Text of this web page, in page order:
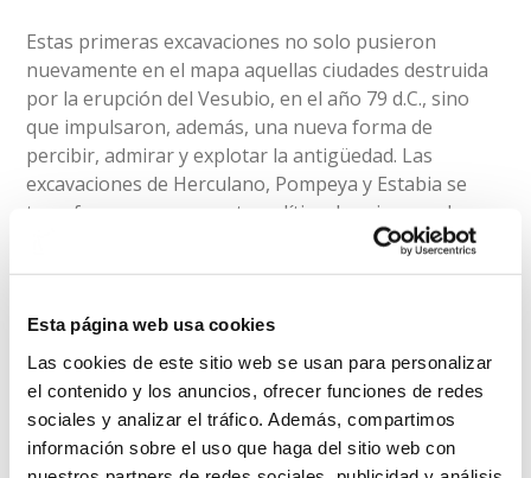
Esta página web usa cookies
Las cookies de este sitio web se usan para personalizar
el contenido y los anuncios, ofrecer funciones de redes
sociales y analizar el tráfico. Además, compartimos
información sobre el uso que haga del sitio web con
Estas primeras excavaciones no solo pusieron
nuevamente en el mapa aquellas ciudades destruida
por la erupción del Vesubio, en el año 79 d.C., sino
que impulsaron, además, una nueva forma de
percibir, admirar y explotar la antigüedad. Las
excavaciones de Herculano, Pompeya y Estabia se
transformaron en asunto político de primer orden,
motivaron la creación del primer museo dedicado por
entero a la exhibición de los materiales recuperados
germen de toda una academia dedicada a su estudio,
la Academia Herculanense.
Se trata de unaactividad gratuita y abierta a todo
el público interesado. El ciclo se ha convertido ya en
un referente de la programación del Museo al que